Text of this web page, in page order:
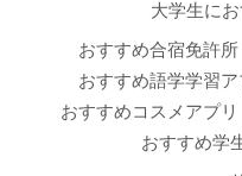
大学生に
おすすめ合宿免許所
おすすめ語学学習ア
おすすめコスメアプリ
おすすめ学